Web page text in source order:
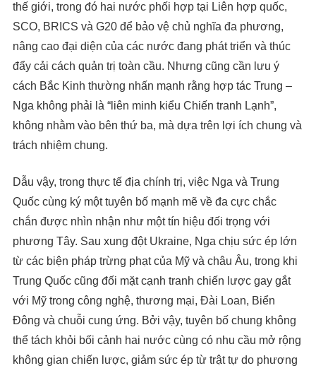
thế giới, trong đó hai nước phối hợp tại Liên hợp quốc,
SCO, BRICS và G20 để bảo vệ chủ nghĩa đa phương,
nâng cao đại diện của các nước đang phát triển và thúc
đẩy cải cách quản trị toàn cầu. Nhưng cũng cần lưu ý
cách Bắc Kinh thường nhấn mạnh rằng hợp tác Trung –
Nga không phải là “liên minh kiểu Chiến tranh Lạnh”,
không nhằm vào bên thứ ba, mà dựa trên lợi ích chung và
trách nhiệm chung.
Dẫu vậy, trong thực tế địa chính trị, việc Nga và Trung
Quốc cùng ký một tuyên bố mạnh mẽ về đa cực chắc
chắn được nhìn nhận như một tín hiệu đối trọng với
phương Tây. Sau xung đột Ukraine, Nga chịu sức ép lớn
từ các biện pháp trừng phạt của Mỹ và châu Âu, trong khi
Trung Quốc cũng đối mặt cạnh tranh chiến lược gay gắt
với Mỹ trong công nghệ, thương mại, Đài Loan, Biển
Đông và chuỗi cung ứng. Bởi vậy, tuyên bố chung không
thể tách khỏi bối cảnh hai nước cùng có nhu cầu mở rộng
không gian chiến lược, giảm sức ép từ trật tự do phương